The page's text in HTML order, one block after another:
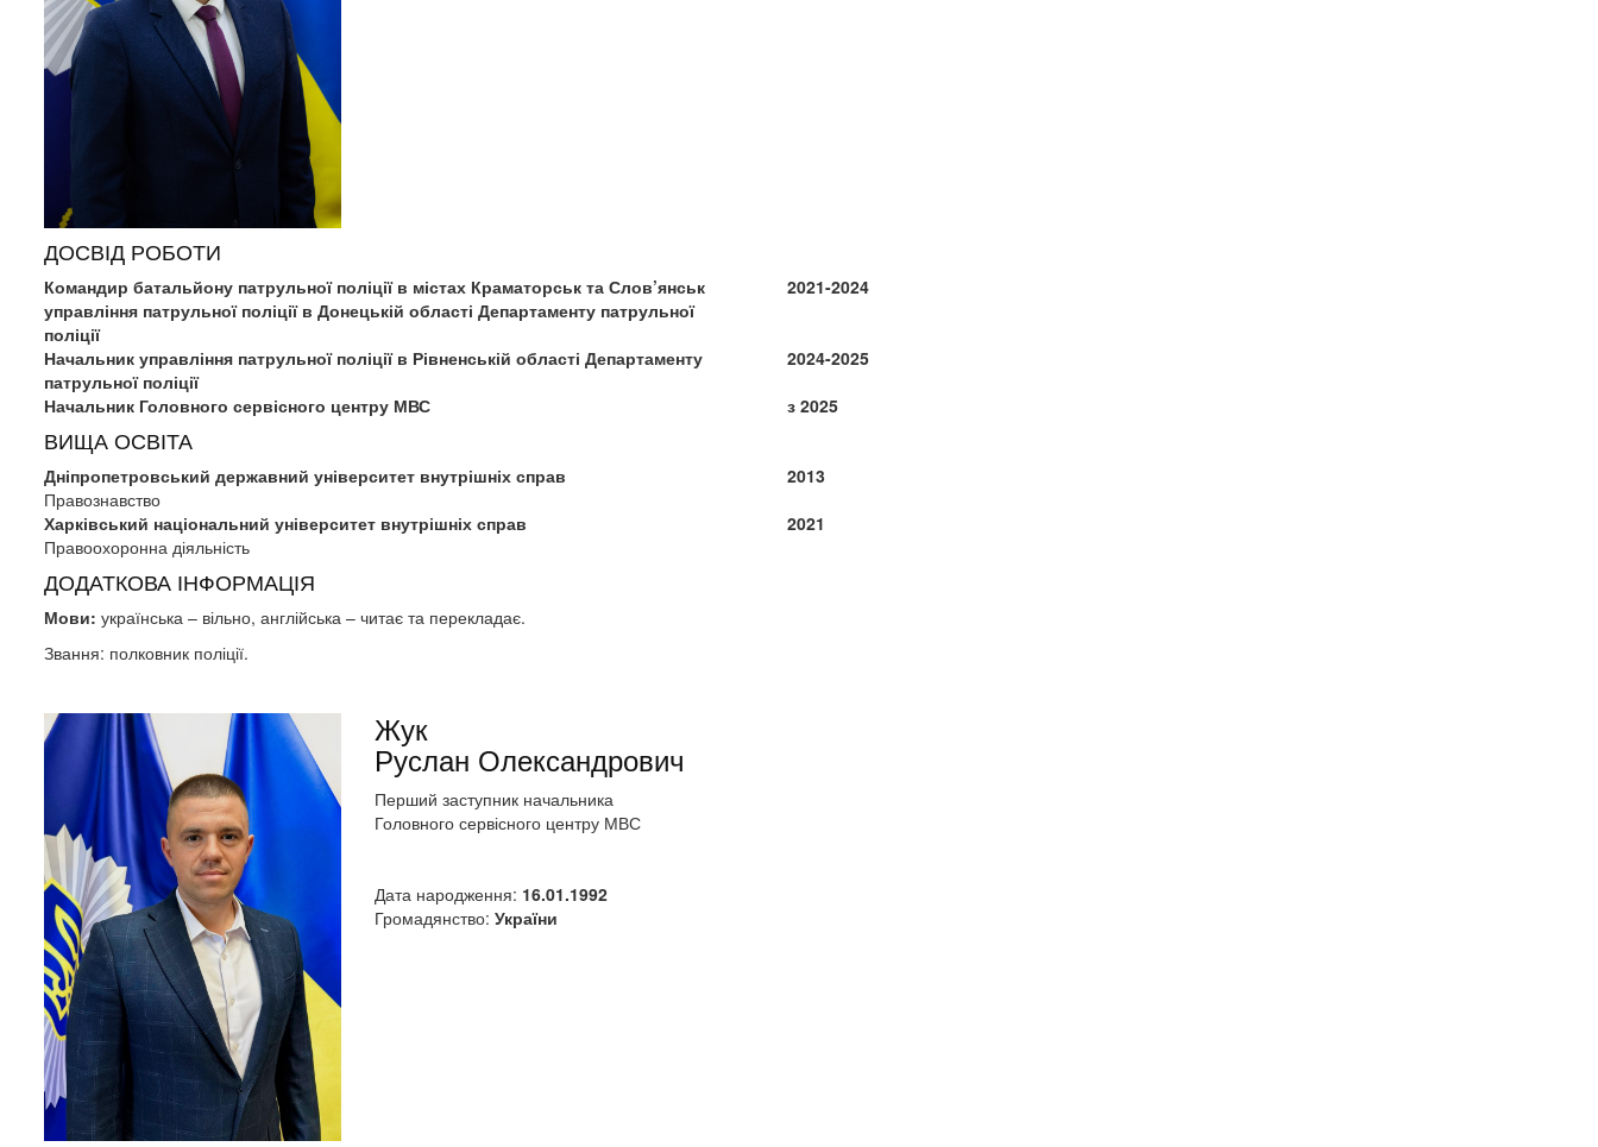
ДОСВІД РОБОТИ
Командир батальйону патрульної поліції в містах Краматорськ та Слов’янськ
управління патрульної поліції в Донецькій області Департаменту патрульної
поліції
2021-2024
Начальник управління патрульної поліції в Рівненській області Департаменту
патрульної поліції
2024-2025
Начальник Головного сервісного центру МВС
з 2025
ВИЩА ОСВІТА
Дніпропетровський державний університет внутрішніх справ
Правознавство
2013
Харківський національний університет внутрішніх справ
Правоохоронна діяльність
2021
ДОДАТКОВА ІНФОРМАЦІЯ
Мови: українська – вільно, англійська – читає та перекладає.
Звання: полковник поліції.
Жук
Руслан Олександрович
Перший заступник начальника
Головного сервісного центру МВС
Дата народження: 16.01.1992
Громадянство: України